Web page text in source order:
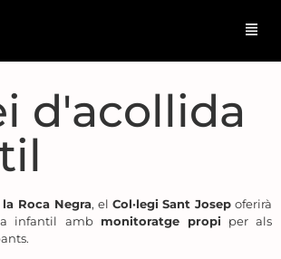
d'acollida
la Roca Negra, el Col·legi Sant Josep oferirà
infantil amb monitoratge propiper als